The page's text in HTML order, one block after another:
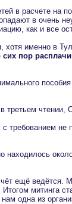
в расчете на
в очень
как и все
хотя именно в
пор
третьем
не
находилось
ещё ведётся.
митинга
одна из